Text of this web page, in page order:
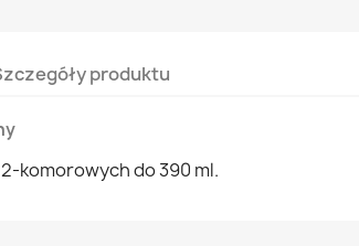
produktu
komorowych do 390 ml.